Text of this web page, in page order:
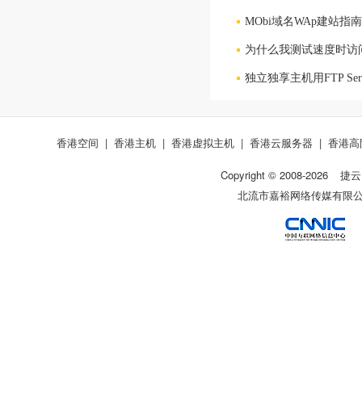
MObi域名WAp建站指南
为什么我测试速度时
独立独享主机用FTP
香港空间 | 香港主机 | 香港虚拟主机 | 香港云服务器 | 香港
Copyright © 2008-2026
捷云
北流市嘉裕网络传媒有限